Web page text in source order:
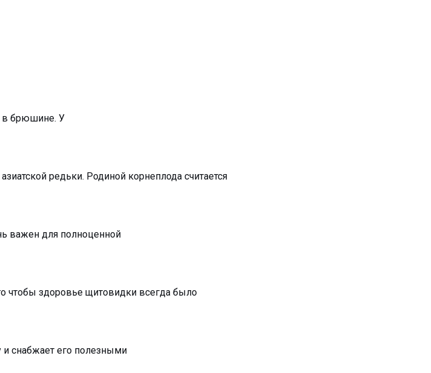
в брюшине. У
редьки. Родиной корнеплода считается
важен для полноценной
чтобы здоровье щитовидки всегда было
и снабжает его полезными